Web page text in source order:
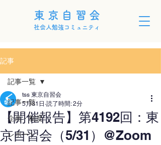
東京自習会
社会人勉強コミュニティ
記事
記事一覧
企画・制度
レポート
記事一覧
【開催報告】第4192回：東
京自習会（5/31）@Zoom
tss 東京自習会
5月31日 読了時間: 2分